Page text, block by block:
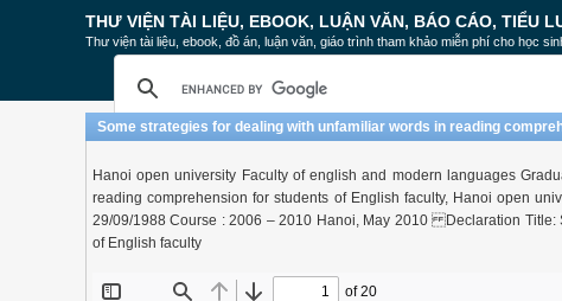
THƯ VIỆN TÀI LIỆU, EBOOK, LUẬN VĂN, BÁO CÁO, TIỂU
Thư viện tài liệu, ebook, đồ án, luận văn, giáo trình tham khảo miễn phí cho học
Some strategies for dealing with unfamiliar words in reading
Hanoi open university Faculty of english and modern languages
reading comprehension for students of English faculty, Hanoi open
29/09/1988 Course : 2006 – 2010 Hanoi, May 2010 Declaration Title:
of English faculty